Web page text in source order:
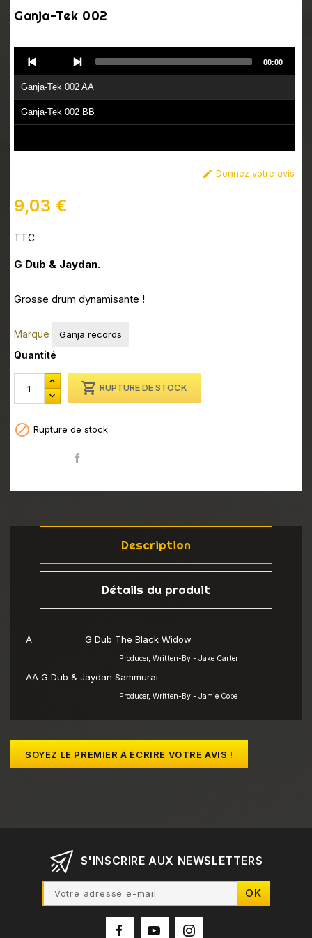
Ganja-Tek 002
Player
Ganja-Tek 002 AA
Ganja-Tek 002 BB
00:00
 Donnez votre avis
9,03 €
TTC
G Dub & Jaydan.
Grosse drum dynamisante !
Marque Ganja records
Quantité
 RUPTURE DE STOCK
 Rupture de stock
Description
Détails du produit
A G Dub The Black Widow
Producer, Written-By - Jake Carter
AA G Dub & Jaydan Sammurai
Producer, Written-By - Jamie Cope
SOYEZ LE PREMIER À ÉCRIRE VOTRE AVIS !
S'INSCRIRE AUX NEWSLETTERS